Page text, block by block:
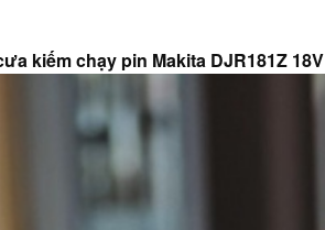
kiếm chạy pin Makita DJR181Z 18V